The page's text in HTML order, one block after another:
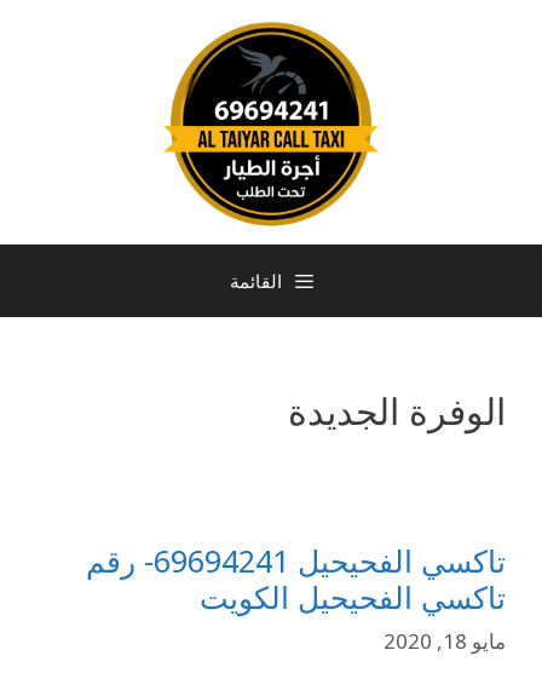
القائمة
الوفرة الجديدة
تاكسي الفحيحيل 69694241- رقم
تاكسي الفحيحيل الكويت
مايو 18, 2020